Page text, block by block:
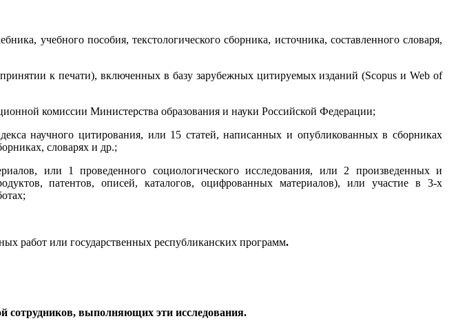
учебного пособия, текстологического сборника, источника, составленного словаря,
к печати), включенных в базу зарубежных цитируемых изданий (Scopus и Web of
комиссии Министерства образования и науки Российской Федерации;
научного цитирования, или 15 статей, написанных и опубликованных в сборниках
словарях и др.;
или 1 проведенного социологического исследования, или 2 произведенных и
патентов, описей, каталогов, оцифрованных материалов), или участие в 3-х
работ или государственных республиканских программ.
сотрудников, выполняющих эти исследования.